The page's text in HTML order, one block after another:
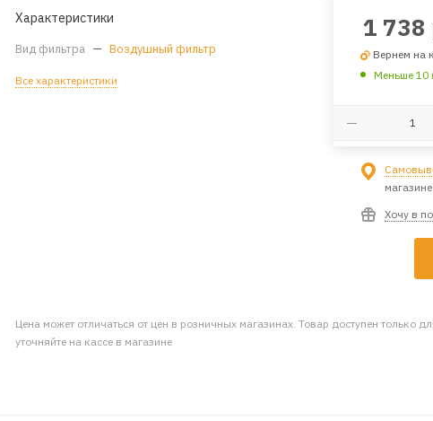
Характеристики
Вид фильтра — Воздушный фильтр
Все характеристики
1 738
Вернем на
Меньше 10
магазине
Хочу в
Цена может отличаться от цен в розничных магазинах. Товар доступен только
уточняйте на кассе в магазине